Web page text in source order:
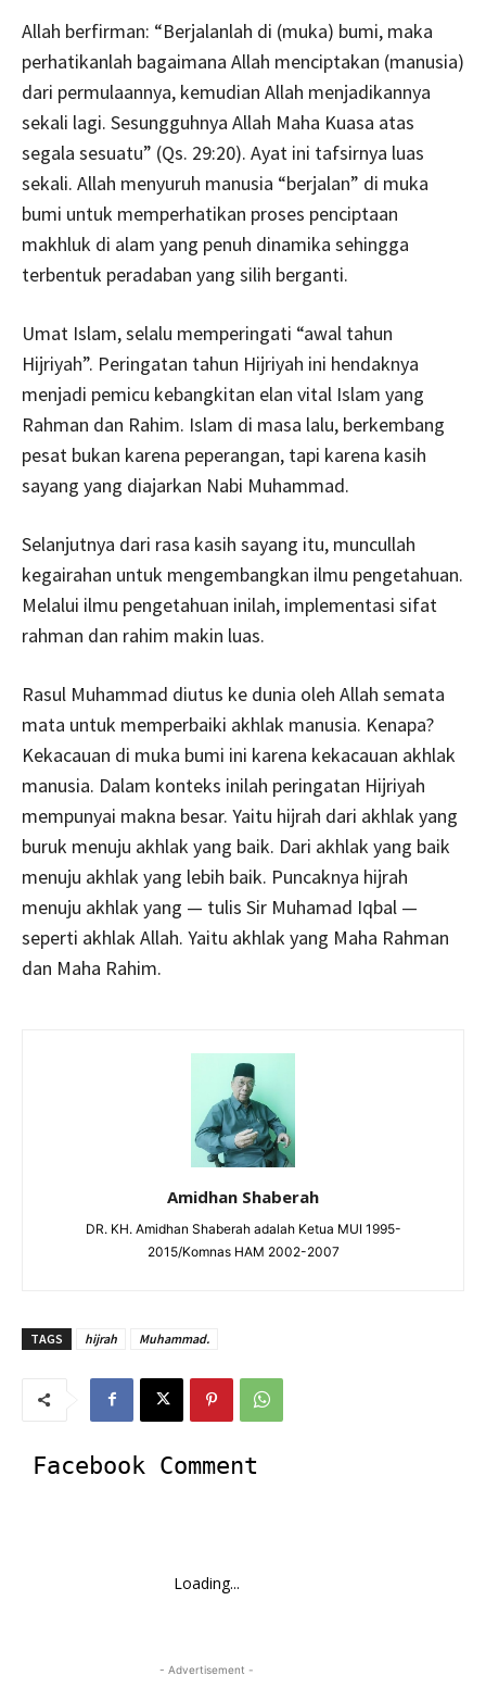
Allah berfirman: “Berjalanlah di (muka) bumi, maka
perhatikanlah bagaimana Allah menciptakan (manusia)
dari permulaannya, kemudian Allah menjadikannya
sekali lagi. Sesungguhnya Allah Maha Kuasa atas
segala sesuatu” (Qs. 29:20). Ayat ini tafsirnya luas
sekali. Allah menyuruh manusia “berjalan” di muka
bumi untuk memperhatikan proses penciptaan
makhluk di alam yang penuh dinamika sehingga
terbentuk peradaban yang silih berganti.
Umat Islam, selalu memperingati “awal tahun
Hijriyah”. Peringatan tahun Hijriyah ini hendaknya
menjadi pemicu kebangkitan elan vital Islam yang
Rahman dan Rahim. Islam di masa lalu, berkembang
pesat bukan karena peperangan, tapi karena kasih
sayang yang diajarkan Nabi Muhammad.
Selanjutnya dari rasa kasih sayang itu, muncullah
kegairahan untuk mengembangkan ilmu pengetahuan.
Melalui ilmu pengetahuan inilah, implementasi sifat
rahman dan rahim makin luas.
Rasul Muhammad diutus ke dunia oleh Allah semata
mata untuk memperbaiki akhlak manusia. Kenapa?
Kekacauan di muka bumi ini karena kekacauan akhlak
manusia. Dalam konteks inilah peringatan Hijriyah
mempunyai makna besar. Yaitu hijrah dari akhlak yang
buruk menuju akhlak yang baik. Dari akhlak yang baik
menuju akhlak yang lebih baik. Puncaknya hijrah
menuju akhlak yang — tulis Sir Muhamad Iqbal —
seperti akhlak Allah. Yaitu akhlak yang Maha Rahman
dan Maha Rahim.
Amidhan Shaberah
DR. KH. Amidhan Shaberah adalah Ketua MUI 1995-
2015/Komnas HAM 2002-2007
TAGS hijrah Muhammad.
Facebook Comment
Loading...
- Advertisement -